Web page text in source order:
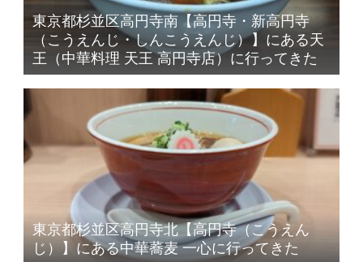
東京都杉並区高円寺南【高円寺・新高円寺
（こうえんじ・しんこうえんじ）】にある天
王（中華料理 天王 高円寺店）に行ってきた
東京都杉並区高円寺北【高円寺（こうえん
じ）】にある中華蕎麦 一心に行ってきた